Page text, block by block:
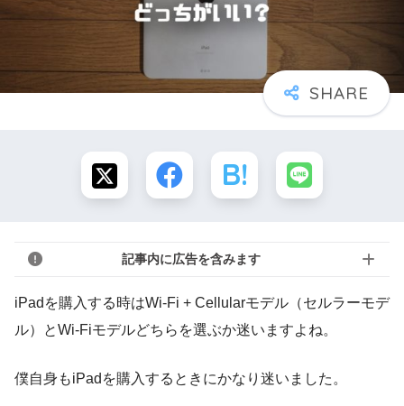
記事内に広告を含みます
iPadを購入する時はWi-Fi + Cellularモデル（セルラーモデ
ル）とWi-Fiモデルどちらを選ぶか迷いますよね。
僕自身もiPadを購入するときにかなり迷いました。